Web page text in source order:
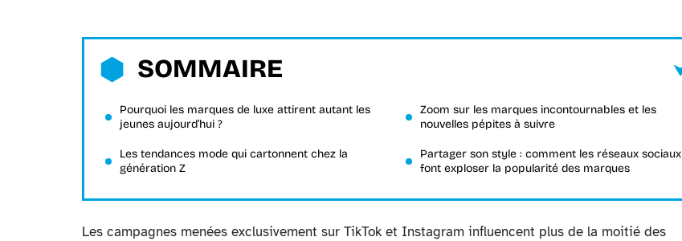
SOMMAIRE
Pourquoi les marques de luxe attirent autant les
jeunes aujourd’hui ?
Les tendances mode qui cartonnent chez la
génération Z
Zoom sur les marques incontournables et les
nouvelles pépites à suivre
Partager son style : comment les réseaux sociaux
font exploser la popularité des marques
Les campagnes menées exclusivement sur TikTok et Instagram influencent plus de la moitié des